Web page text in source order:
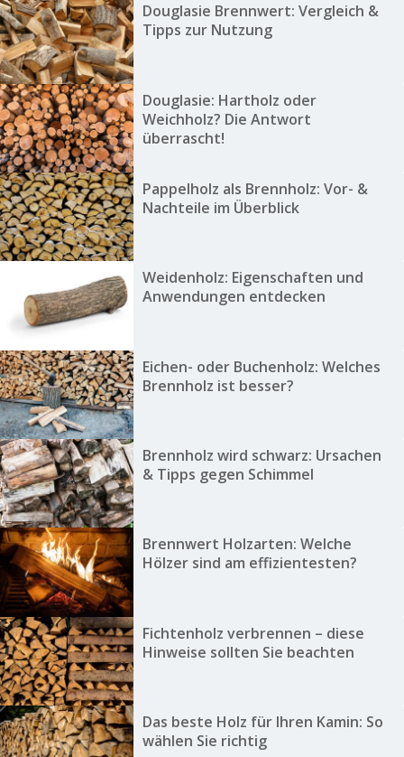
Douglasie Brennwert: Vergleich &
Tipps zur Nutzung
Douglasie: Hartholz oder
Weichholz? Die Antwort
überrascht!
Pappelholz als Brennholz: Vor- &
Nachteile im Überblick
Weidenholz: Eigenschaften und
Anwendungen entdecken
Eichen- oder Buchenholz: Welches
Brennholz ist besser?
Brennholz wird schwarz: Ursachen
& Tipps gegen Schimmel
Brennwert Holzarten: Welche
Hölzer sind am effizientesten?
Fichtenholz verbrennen – diese
Hinweise sollten Sie beachten
Das beste Holz für Ihren Kamin: So
wählen Sie richtig